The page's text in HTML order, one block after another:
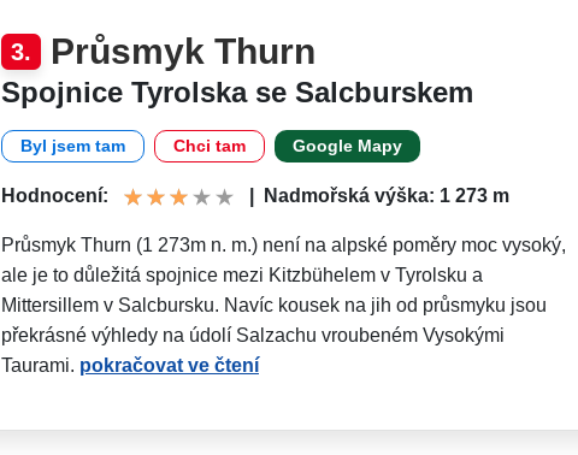
3. Průsmyk Thurn
Spojnice Tyrolska se Salcburskem
Byl jsem tam Chci tam Google Mapy
Hodnocení: Nadmořská výška: 1 273 m
Průsmyk Thurn (1 273m n. m.) není na alpské poměry moc vysoký,
ale je to důležitá spojnice mezi Kitzbühelem v Tyrolsku a
Mittersillem v Salcbursku. Navíc kousek na jih od průsmyku jsou
překrásné výhledy na údolí Salzachu vroubeném Vysokými
Taurami. pokračovat ve čtení